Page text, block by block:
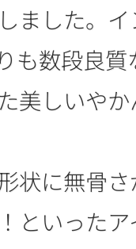
ました。
も数段良
美しいやか
状に無骨
といった